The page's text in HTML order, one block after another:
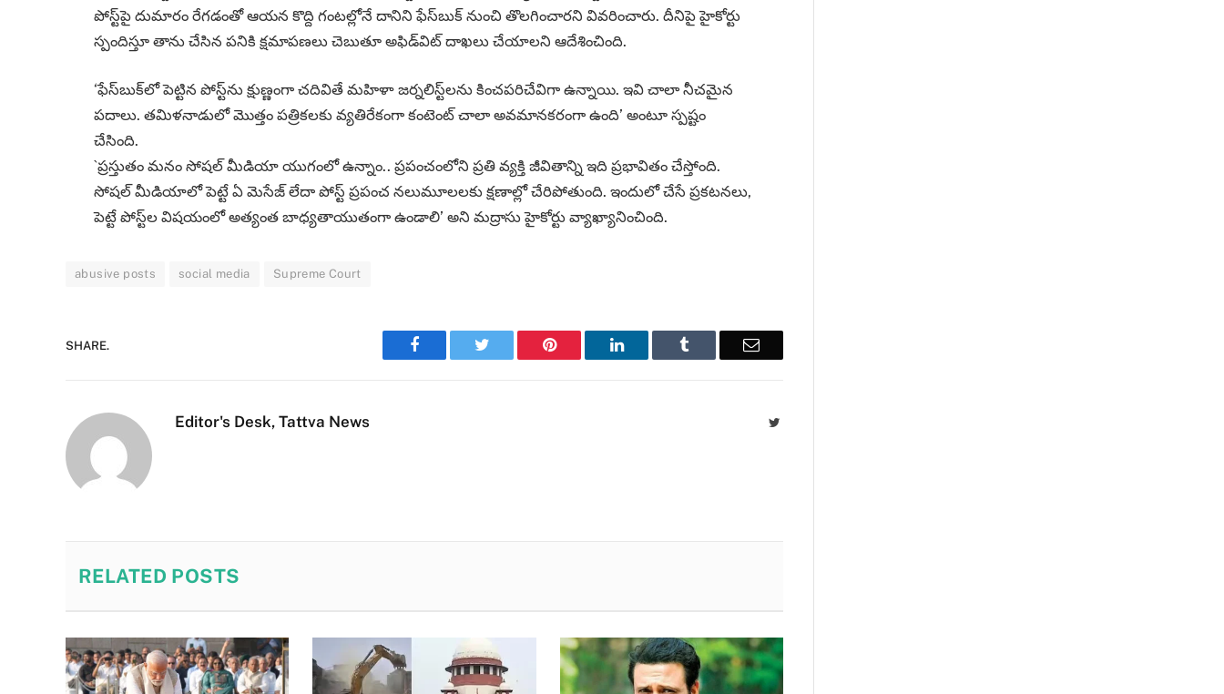
పోస్ట్‌పై దుమారం రేగడంతో ఆయన కొద్ది గంటల్లోనే దానిని ఫేస్‌బుక్ నుంచి తొలగించారని వివరించారు. దీనిపై హైకోర్టు
స్పందిస్తూ తాను చేసిన పనికి క్షమాపణలు చెబుతూ అఫిడ్‌విట్ దాఖలు చేయాలని ఆదేశించింది.
‘ఫేస్‌బుక్‌లో పెట్టిన పోస్ట్‌ను క్షుణ్ణంగా చదివితే మహిళా జర్నలిస్ట్‌లను కించపరిచేవిగా ఉన్నాయి. ఇవి చాలా నీచమైన
పదాలు. తమిళనాడులో మొత్తం పత్రికలకు వ్యతిరేకంగా కంటెంట్‌ చాలా అవమానకరంగా ఉంది’ అంటూ స్పష్టం
చేసింది.
`ప్రస్తుతం మనం సోషల్ మీడియా యుగంలో ఉన్నాం.. ప్రపంచంలోని ప్రతి వ్యక్తి జీవితాన్ని ఇది ప్రభావితం చేస్తోంది.
సోషల్ మీడియాలో పెట్టే ఏ మెసేజ్ లేదా పోస్ట్ ప్రపంచ నలుమూలలకు క్షణాల్లో చేరిపోతుంది. ఇందులో చేసే ప్రకటనలు,
పెట్టే పోస్ట్‌ల విషయంలో అత్యంత బాధ్యతాయుతంగా ఉండాలి’ అని మద్రాసు హైకోర్టు వ్యాఖ్యానించింది.
abusive posts social media Supreme Court
SHARE. Facebook Twitter Pinterest LinkedIn Tumblr Email
Editor's Desk, Tattva News Twitter
RELATED POSTS